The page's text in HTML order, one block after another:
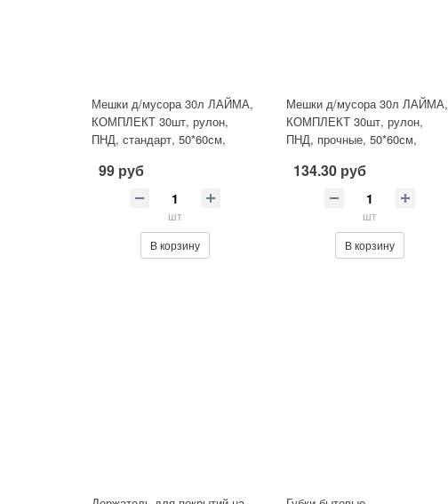
Мешки д/мусора 30л ЛАЙМА,
КОМПЛЕКТ 30шт, рулон,
ПНД, стандарт, 50*60см,
99 руб
шт
В корзину
Мешки д/мусора 30л ЛАЙМА,
КОМПЛЕКТ 30шт, рулон,
ПНД, прочные, 50*60см,
134.30 руб
шт
В корзину